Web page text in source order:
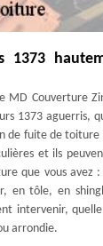
1373
MD Couverture
1373 aguerris,
de fuite de toiture
et ils
que vous avez :
en tôle, en
intervenir,
arrondie.